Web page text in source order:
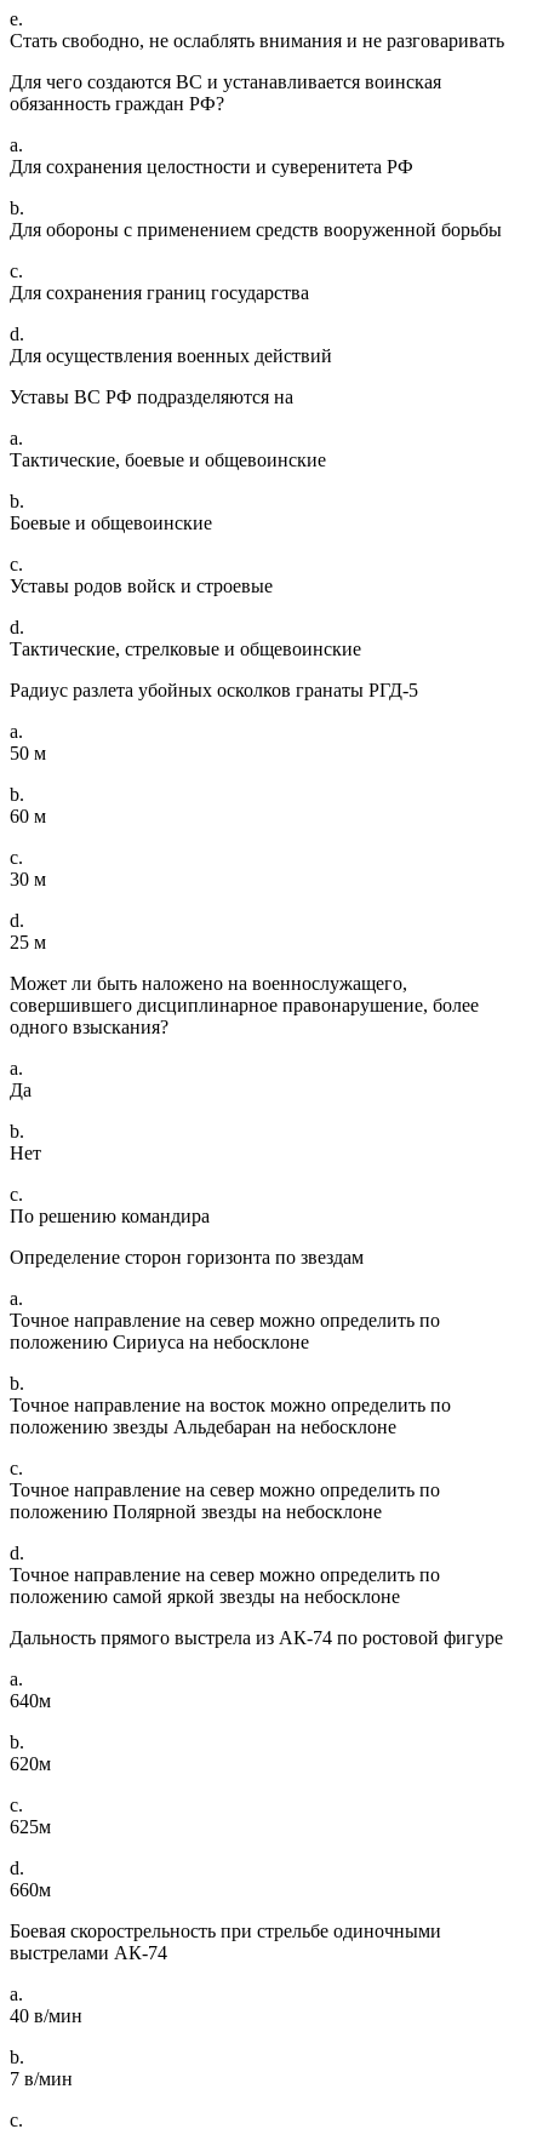
e.
Стать свободно, не ослаблять внимания и не разговаривать
Для чего создаются ВС и устанавливается воинская
обязанность граждан РФ?
a.
Для сохранения целостности и суверенитета РФ
b.
Для обороны с применением средств вооруженной борьбы
c.
Для сохранения границ государства
d.
Для осуществления военных действий
Уставы ВС РФ подразделяются на
a.
Тактические, боевые и общевоинские
b.
Боевые и общевоинские
c.
Уставы родов войск и строевые
d.
Тактические, стрелковые и общевоинские
Радиус разлета убойных осколков гранаты РГД-5
a.
50 м
b.
60 м
c.
30 м
d.
25 м
Может ли быть наложено на военнослужащего,
совершившего дисциплинарное правонарушение, более
одного взыскания?
a.
Да
b.
Нет
c.
По решению командира
Определение сторон горизонта по звездам
a.
Точное направление на север можно определить по
положению Сириуса на небосклоне
b.
Точное направление на восток можно определить по
положению звезды Альдебаран на небосклоне
c.
Точное направление на север можно определить по
положению Полярной звезды на небосклоне
d.
Точное направление на север можно определить по
положению самой яркой звезды на небосклоне
Дальность прямого выстрела из АК-74 по ростовой фигуре
a.
640м
b.
620м
c.
625м
d.
660м
Боевая скорострельность при стрельбе одиночными
выстрелами АК-74
a.
40 в/мин
b.
7 в/мин
c.